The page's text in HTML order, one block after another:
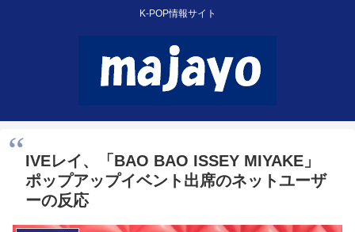
K-POP情報サイト
IVEレイ、「BAO BAO ISSEY MIYAKE」
ポップアップイベント出席のネットユーザ
ーの反応